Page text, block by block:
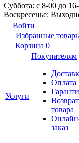
Суббота: с 8-00 до
Воскресенье:
Войти
Избранные
Корзина 0
Услуги
Покупателям
Оплата
Возврат
товара
заказ